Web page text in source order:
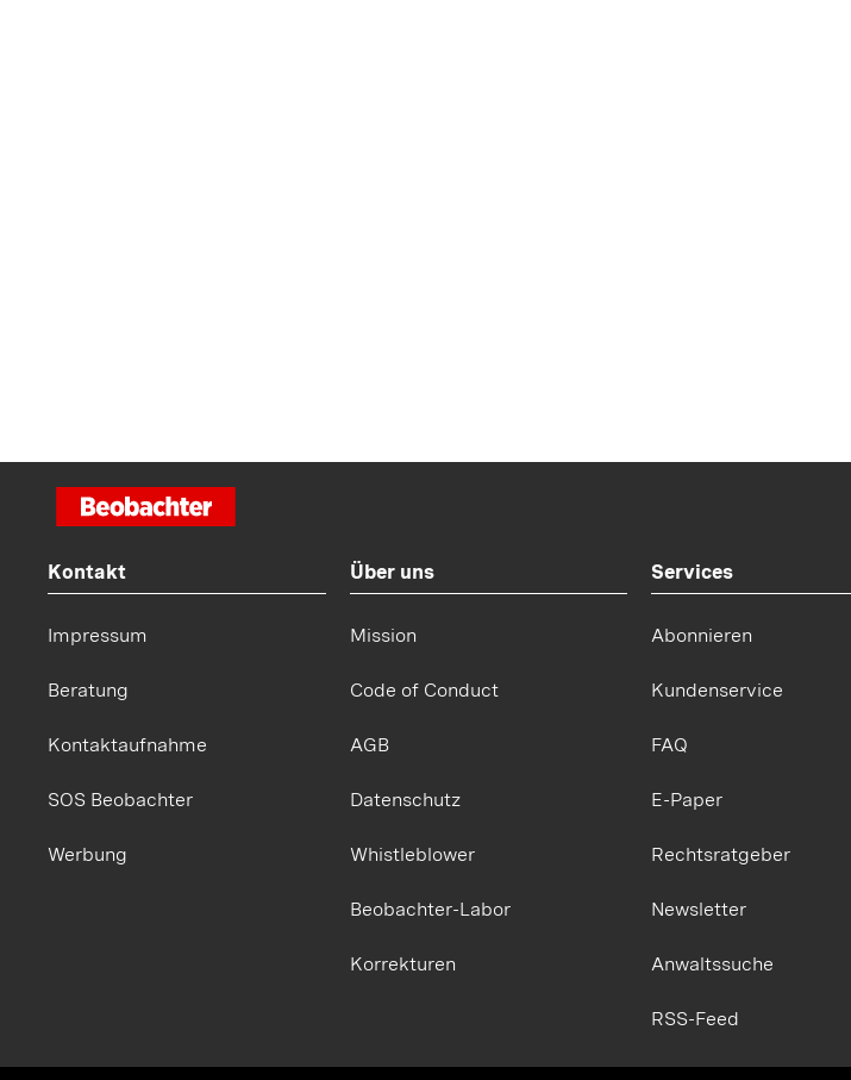
Kontakt
Impressum
Beratung
Kontaktaufnahme
SOS Beobachter
Werbung
Über uns
Mission
Code of Conduct
AGB
Datenschutz
Whistleblower
Beobachter-Labor
Korrekturen
Services
Abonnieren
Kundenservice
FAQ
E-Paper
Rechtsratgeber
Newsletter
Anwaltssuche
RSS-Feed